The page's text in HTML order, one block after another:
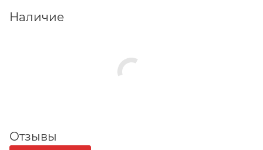
Наличие
Отзывы